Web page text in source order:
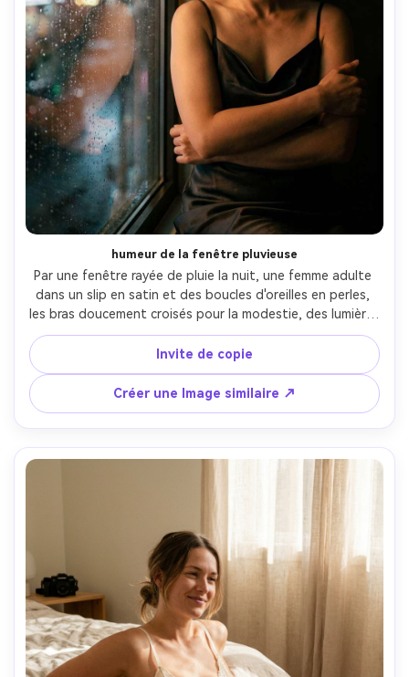
humeur de la fenêtre pluvieuse
Par une fenêtre rayée de pluie la nuit, une femme adulte
dans un slip en satin et des boucles d'oreilles en perles,
les bras doucement croisés pour la modestie, des lumières
réfléchissantes de la ville à l'extérieur, un éclairage
humoreux et discret avec des reflets doux de la fenêtre,
Sony A7IV, 85 mm f/1.4, composition serrée à mi-corps,
texture subtile en grains de film, tons de peau réalistes,
mise au point nette-AR 4:5
Invite de copie
Créer une Image similaire ↗